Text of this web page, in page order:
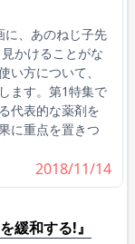
に、あのねじ子先
かけることがな
い方について、
ます。第1特集で
代表的な薬剤を
に重点を置きつ
2018/11/14
緩和する!』